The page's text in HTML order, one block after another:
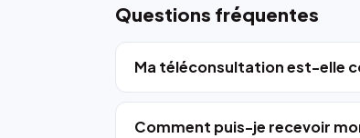
Questions fréquentes
Ma téléconsultation est-elle
Comment puis-je recevoir